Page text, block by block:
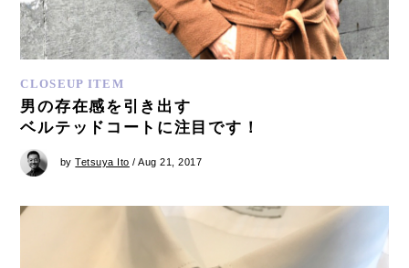
CLOSEUP ITEM
男の存在感を引き出す
ベルテッドコートに注目です！
byTetsuya Ito / Aug 21, 2017